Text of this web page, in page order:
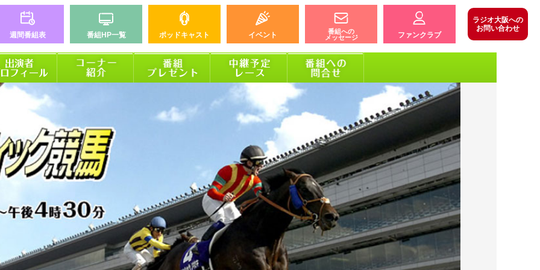
週間番組表 番組HP一覧 ポッドキャスト イベント
番組への
メッセージ
ファンクラブ
ラジオ大阪への
お問い合わせ